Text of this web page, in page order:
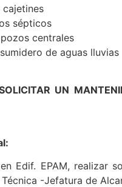
cajetines
sépticos
centrales
de aguas lluvias
UN
Edif. EPAM, realizar
-Jefatura de